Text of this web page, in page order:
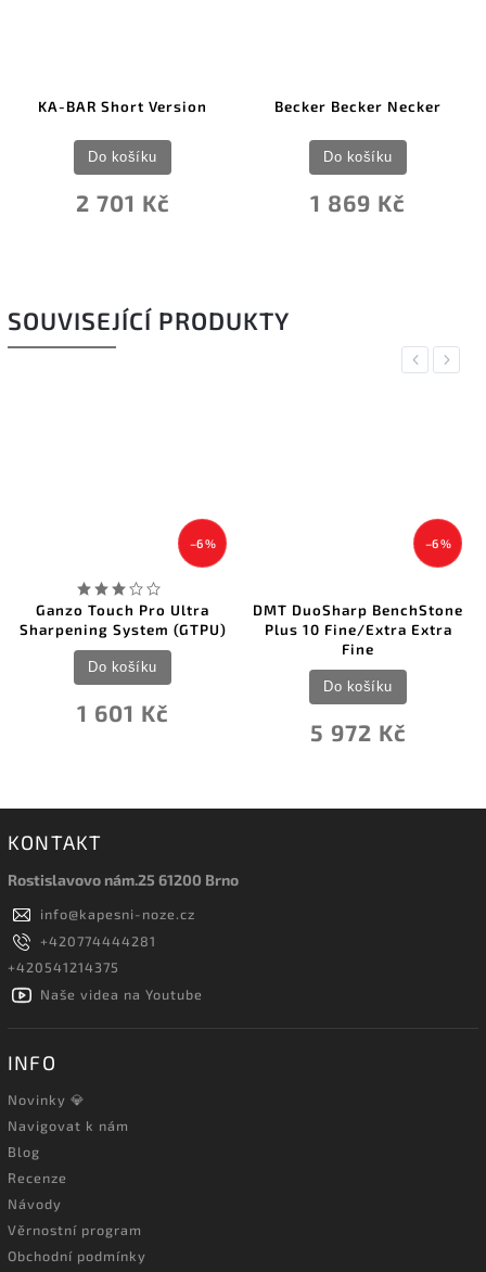
KA-BAR Short Version
2 701 Kč
Do košíku
Becker Becker Necker
1 869 Kč
Do košíku
SOUVISEJÍCÍ PRODUKTY
Previous
–6 %
Ganzo Touch Pro Ultra
Sharpening System (GTPU)
1 601 Kč
Do košíku
–6 %
DMT DuoSharp BenchStone
Plus 10 Fine/Extra Extra
Fine
5 972 Kč
Do košíku
Next
KONTAKT
Rostislavovo nám.25 61200 Brno
info@kapesni-noze.cz
+420774444281
+420541214375
Naše videa na Youtube
INFO
Novinky 💎
Navigovat k nám
Blog
Recenze
Návody
Věrnostní program
Obchodní podmínky